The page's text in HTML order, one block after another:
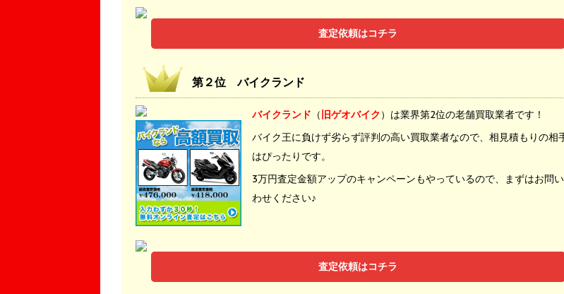
査定依頼はコチラ
第２位 バイクランド
バイクランド （ 旧ゲオバイク ）は業界第2位の老舗買取業者です！
バイク王に負けず劣らず評判の高い買取業者なので、相見積もりの相
はぴったりです。
3万円査定金額アップのキャンペーンもやっているので、まずはお問
わせください♪
査定依頼はコチラ